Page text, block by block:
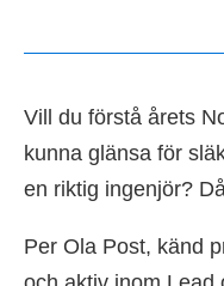
Vill du förstå årets
kunna glänsa för
en riktig ingenjör?
Per Ola Post, känd